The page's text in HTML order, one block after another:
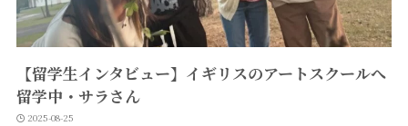
【留学生インタビュー】イギリスのアートスクールへ
留学中・サラさん
2025-08-25